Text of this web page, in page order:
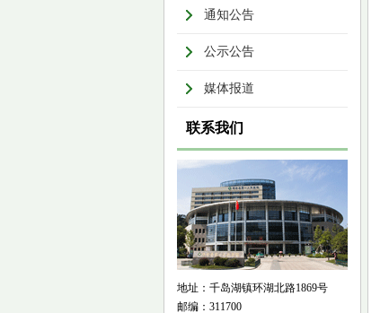
通知公告
公示公告
媒体报道
联系我们
地址：千岛湖镇环湖北路1869号
邮编：311700